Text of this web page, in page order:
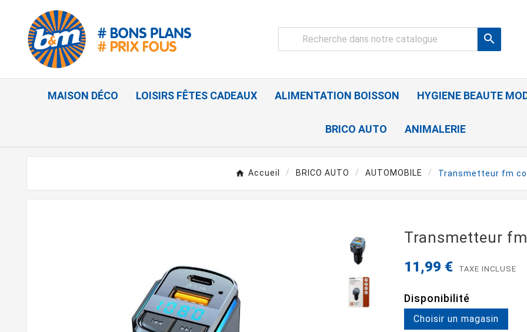

MAISON DÉCO LOISIRS FÊTES CADEAUX ALIMENTATION BOISSON HYGIENE BEAUTE
BRICO AUTO ANIMALERIE
Accueil BRICO AUTO AUTOMOBILE Transmetteur fm
Transmetteur
11,99 € TAXE INCLUSE
Disponibilité
Choisir un magasin